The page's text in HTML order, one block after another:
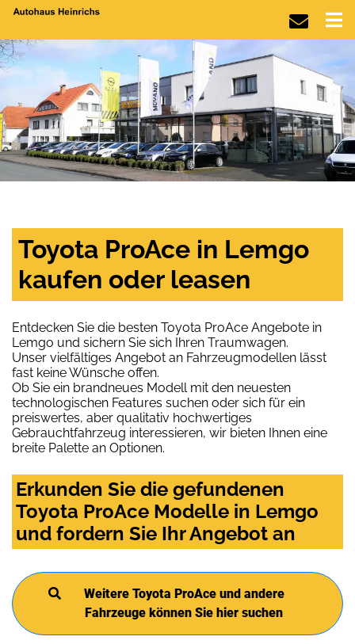
Toyota ProAce in Lemgo
kaufen oder leasen
Entdecken Sie die besten Toyota ProAce Angebote in
Lemgo und sichern Sie sich Ihren Traumwagen.
Unser vielfältiges Angebot an Fahrzeugmodellen lässt
fast keine Wünsche offen.
Ob Sie ein brandneues Modell mit den neuesten
technologischen Features suchen oder sich für ein
preiswertes, aber qualitativ hochwertiges
Gebrauchtfahrzeug interessieren, wir bieten Ihnen eine
breite Palette an Optionen.
Erkunden Sie die gefundenen
Toyota ProAce Modelle in Lemgo
und fordern Sie Ihr Angebot an
Weitere Toyota ProAce und andere
Fahrzeuge können Sie hier suchen